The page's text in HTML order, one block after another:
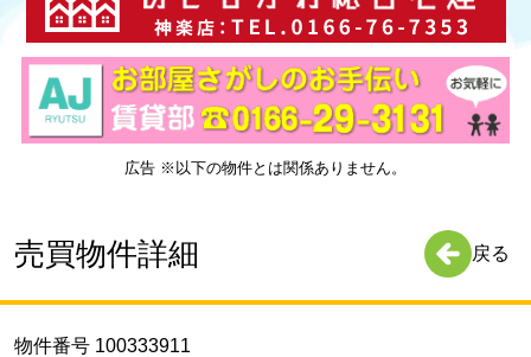
広告 ※以下の物件とは関係ありません。
売買物件詳細 戻る
物件番号 100333911